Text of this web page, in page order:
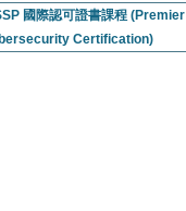
國際認可證書課程 (Premier
Certification)